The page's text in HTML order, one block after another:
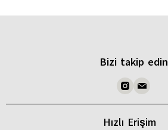
Bizi takip edin
Hızlı Erişim